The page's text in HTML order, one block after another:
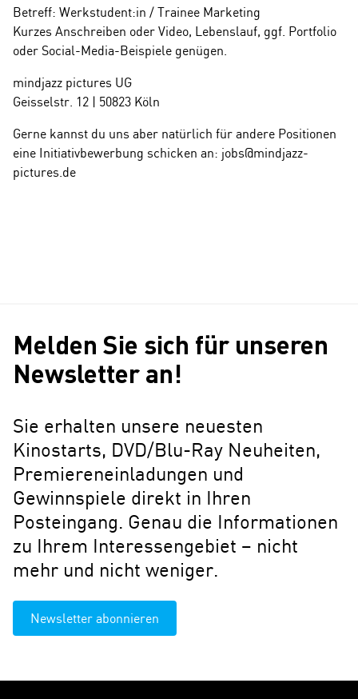
Betreff: Werkstudent:in / Trainee Marketing
Kurzes Anschreiben oder Video, Lebenslauf, ggf. Portfolio
oder Social-Media-Beispiele genügen.
mindjazz pictures UG
Geisselstr. 12 | 50823 Köln
Gerne kannst du uns aber natürlich für andere Positionen
eine Initiativbewerbung schicken an: jobs@mindjazz-
pictures.de
Melden Sie sich für unseren
Newsletter an!
Sie erhalten unsere neuesten
Kinostarts, DVD/Blu-Ray Neuheiten,
Premiereneinladungen und
Gewinnspiele direkt in Ihren
Posteingang. Genau die Informationen
zu Ihrem Interessengebiet – nicht
mehr und nicht weniger.
Newsletter abonnieren